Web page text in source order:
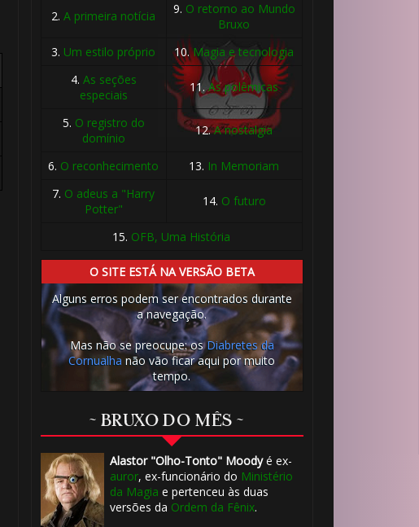
2.A primeira notícia 9. O retorno ao Mundo
Bruxo
3. Um estilo próprio 10.Magia e tecnologia
4. As seções
especiais
11.As polêmicas
5. O registro do
domínio
12.A nostalgia
6. O reconhecimento 13. In Memoriam
7. O adeus a "Harry
Potter"
14. O futuro
15. OFB, Uma História
O SITE ESTÁ NA VERSÃO BETA
Alguns erros podem ser encontrados durante
a navegação.
Mas não se preocupe: osDiabretes da
Cornualha não vão ficar aqui por muito
tempo.
~ BRUXO DO MÊS ~
Alastor "Olho-Tonto" Moodyé ex-
auror, ex-funcionário do Ministério
da Magia e pertenceu às duas
versões da Ordem da Fênix.
⚡